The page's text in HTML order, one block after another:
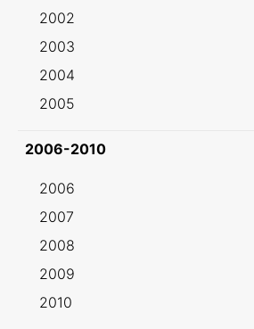
2002
2003
2004
2005
2006-2010
2006
2007
2008
2009
2010